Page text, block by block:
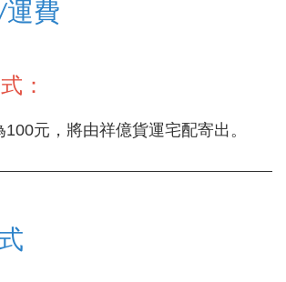
運費
：
元，將由祥億貨運宅配寄出。